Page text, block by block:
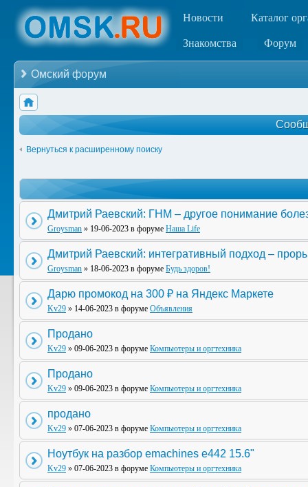
Новости Каталог
Знакомства Форум
Омский форум
Вернуться к расширенному поиску
Дмитрий Раевский: ГНМ – другое понимание
Groysman » 19-06-2023 в форуме Наша Life
Дмитрий Раевский: интегративный подход –
Groysman » 18-06-2023 в форуме Будь здоров!
Дарю промокод на 300 ₽ на Яндекс Маркете
Kv29 » 14-06-2023 в форуме Объявления
Продано
Kv29 » 09-06-2023 в форуме Компьютеры и оргтехника
Продано
Kv29 » 09-06-2023 в форуме Компьютеры и оргтехника
продано
Kv29 » 07-06-2023 в форуме Компьютеры и оргтехника
Ноутбук на разбор emachines e442 15.6"
Kv29 » 07-06-2023 в форуме Компьютеры и оргтехника